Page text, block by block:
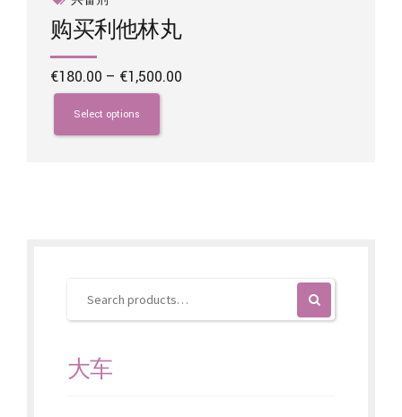
购买利他林丸
€180.00 – €1,500.00
Select options
This
product
has
product
大车